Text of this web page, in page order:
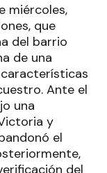
miércoles,
que
del barrio
de una
Ante el
una
y
el
del